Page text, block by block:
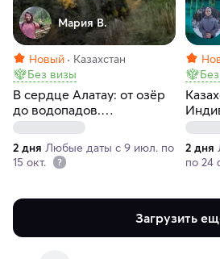
Мария В.
Новый
Казахстан
Без визы
В сердце Алатау: от озёр
до водопадов.
Незабываемое
путешествие по
живописным уголкам
Заилийского Алатау
2 дня Любые даты с 9 июл. по
15 окт.
2 дня
по 24
Загрузить